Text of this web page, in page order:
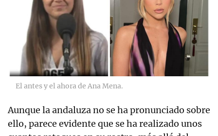
El antes y el ahora de Ana Mena.
Aunque la andaluza no se ha pronunciado sobre
ello, parece evidente que se ha realizado unos